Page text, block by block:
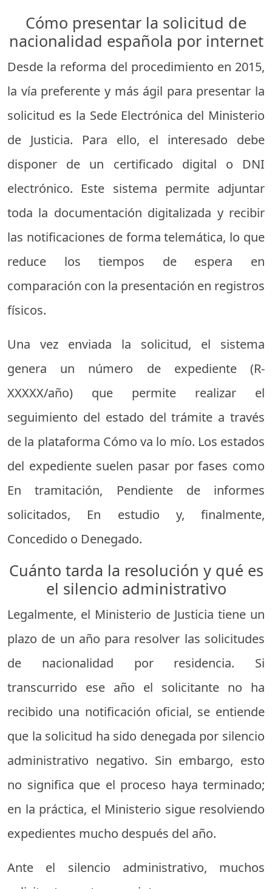
Cómo presentar la solicitud de
nacionalidad española por internet
Desde la reforma del procedimiento en 2015,
la vía preferente y más ágil para presentar la
solicitud es la Sede Electrónica del Ministerio
de Justicia. Para ello, el interesado debe
disponer de un certificado digital o DNI
electrónico. Este sistema permite adjuntar
toda la documentación digitalizada y recibir
las notificaciones de forma telemática, lo que
reduce los tiempos de espera en
comparación con la presentación en registros
físicos.
Una vez enviada la solicitud, el sistema
genera un número de expediente (R-
XXXXX/año) que permite realizar el
seguimiento del estado del trámite a través
de la plataforma Cómo va lo mío. Los estados
del expediente suelen pasar por fases como
En tramitación, Pendiente de informes
solicitados, En estudio y, finalmente,
Concedido o Denegado.
Cuánto tarda la resolución y qué es
el silencio administrativo
Legalmente, el Ministerio de Justicia tiene un
plazo de un año para resolver las solicitudes
de nacionalidad por residencia. Si
transcurrido ese año el solicitante no ha
recibido una notificación oficial, se entiende
que la solicitud ha sido denegada por silencio
administrativo negativo. Sin embargo, esto
no significa que el proceso haya terminado;
en la práctica, el Ministerio sigue resolviendo
expedientes mucho después del año.
Ante el silencio administrativo, muchos